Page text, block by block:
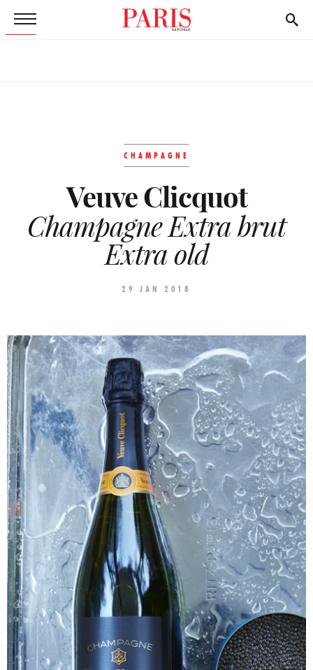
CHAMPAGNE
Veuve Clicquot
Champagne Extra brut
Extra old
29 JAN 2018